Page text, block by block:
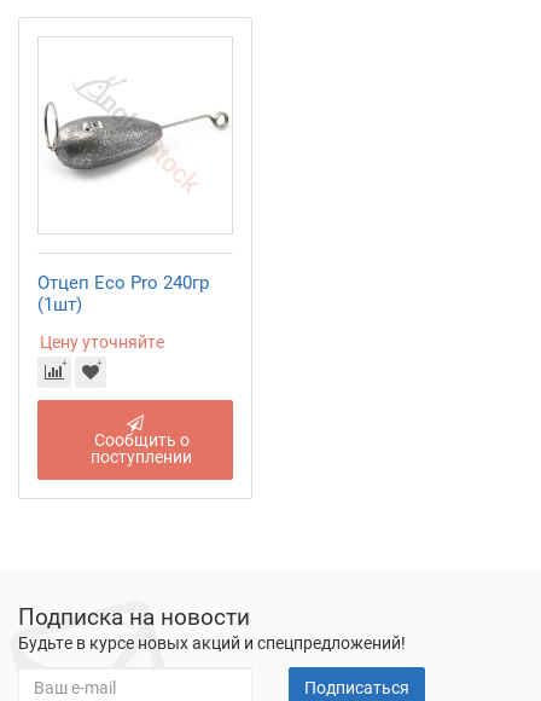
Отцеп Eco Pro 240гр
(1шт)
Цену уточняйте
Сообщить о
поступлении
Подписка на новости
Будьте в курсе новых акций и спецпредложений!
Подписаться